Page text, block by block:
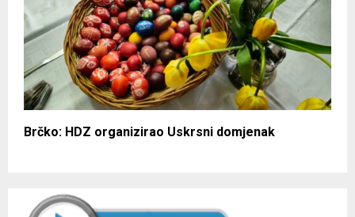
Brčko: HDZ organizirao Uskrsni domjenak